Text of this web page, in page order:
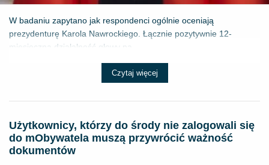
W badaniu zapytano jak respondenci ogólnie oceniają
prezydenturę Karola Nawrockiego. Łącznie pozytywnie 12-
miesięczną działalność głowy pa...
Czytaj więcej
Użytkownicy, którzy do środy nie zalogowali się
do mObywatela muszą przywrócić ważność
dokumentów